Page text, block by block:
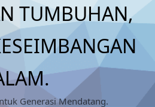
TUMBUHAN,
Generasi Mendatang.